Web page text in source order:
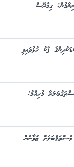
ގިމާރޭސް
ޕާކު ހުޅުވައިފި
މުހިއްމު:
ޒުވާނުން